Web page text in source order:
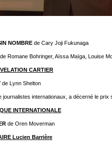
NOMBRE de Cary Joji Fukunaga
Romane Bohringer, Aïssa Maïga, Louise
CARTIER
de Lynn Shelton
internationaux, a décerné le prix
INTERNATIONALE
de Oren Moverman
Lucien Barrière